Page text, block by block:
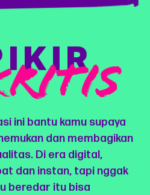
ini bantu kamu supaya
dan membagikan
Di era digital,
dan instan, tapi nggak
beredar itu bisa